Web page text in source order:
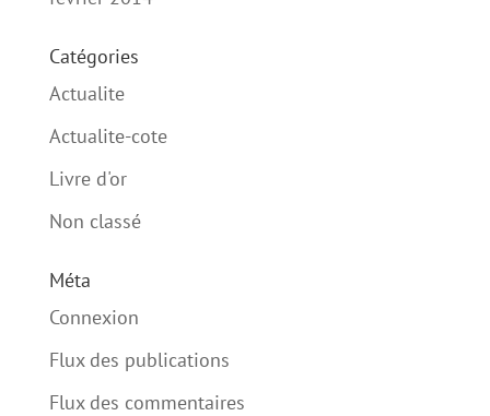
Catégories
Actualite
Actualite-cote
Livre d'or
Non classé
Méta
Connexion
Flux des publications
Flux des commentaires